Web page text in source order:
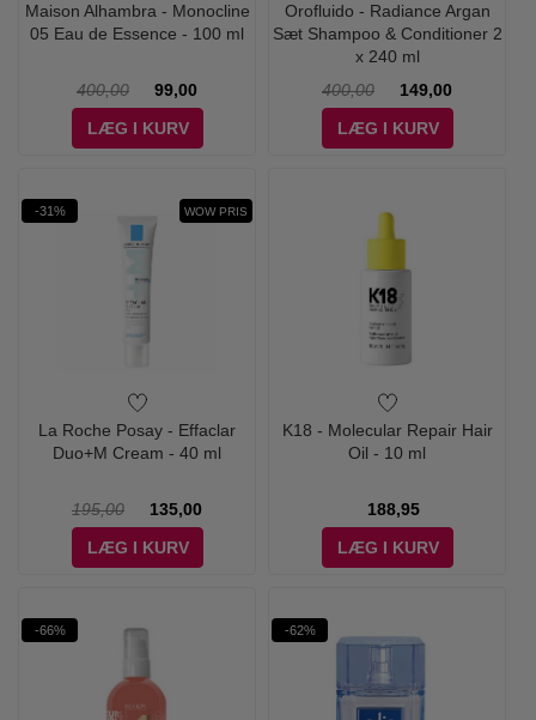
Maison Alhambra - Monocline
05 Eau de Essence - 100 ml
400,00
99,00
LÆG I KURV
Orofluido - Radiance Argan
Sæt Shampoo & Conditioner 2
x 240 ml
400,00
149,00
LÆG I KURV
-31% WOW PRIS
La Roche Posay - Effaclar
Duo+M Cream - 40 ml
195,00
135,00
LÆG I KURV
K18 - Molecular Repair Hair
Oil - 10 ml
188,95
LÆG I KURV
-66% -62%